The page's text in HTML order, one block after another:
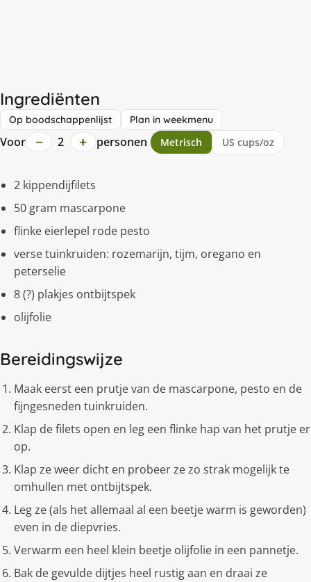
Ingrediënten
Op boodschappenlijst Plan in weekmenu
Voor − 2 + personen Metrisch US cups/oz
2 kippendijfilets
50 gram mascarpone
flinke eierlepel rode pesto
verse tuinkruiden: rozemarijn, tijm, oregano en
peterselie
8 (?) plakjes ontbijtspek
olijfolie
Bereidingswijze
Maak eerst een prutje van de mascarpone, pesto en de
fijngesneden tuinkruiden.
Klap de filets open en leg een flinke hap van het prutje er
op.
Klap ze weer dicht en probeer ze zo strak mogelijk te
omhullen met ontbijtspek.
Leg ze (als het allemaal al een beetje warm is geworden)
even in de diepvries.
Verwarm een heel klein beetje olijfolie in een pannetje.
Bak de gevulde dijtjes heel rustig aan en draai ze